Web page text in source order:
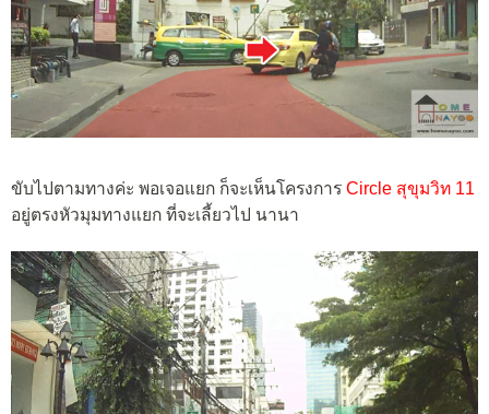
ขับไปตามทางค่ะ พอเจอแยก ก็จะเห็นโครงการ Circle สุขุมวิท 11
อยู่ตรงหัวมุมทางแยก ที่จะเลี้ยวไป นานา